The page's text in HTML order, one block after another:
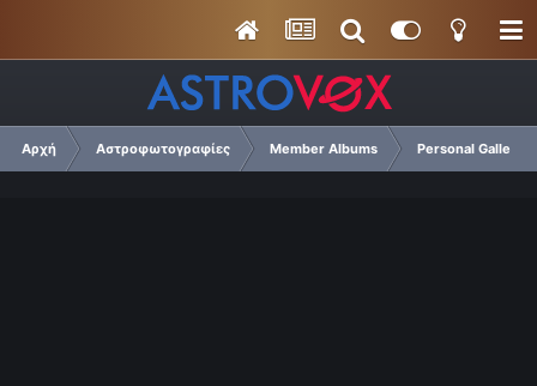
Αρχή Αστροφωτογραφίες Member Albums Personal Gallery